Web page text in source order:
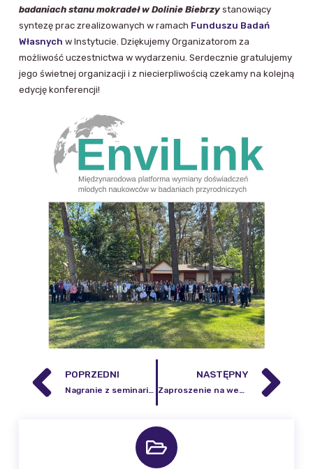
badaniach stanu mokradeł w Dolinie Biebrzy stanowiący
syntezę prac zrealizowanych w ramach Funduszu Badań
Własnych w Instytucie. Dziękujemy Organizatorom za
możliwość uczestnictwa w wydarzeniu. Serdecznie gratulujemy
jego świetnej organizacji i z niecierpliwością czekamy na kolejną
edycję konferencji!
POPRZEDNI
Nagranie z seminarium „Zastosowanie danych z programu Copernicus w projekcie GrasSAT – (Fundusze Norweskie) – dla wyznaczenia warunków wzrostu biomasy łąk”
NASTĘPNY
Zaproszenie na webinarium – Jak sztuczna inteligencja i satelitarne obserwacje Ziemi mogą pomóc chronić naszą planetę?